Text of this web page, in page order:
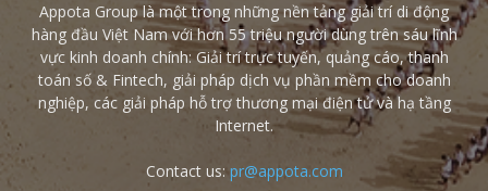
Appota Group là một trong những nền tảng giải trí di động
hàng đầu Việt Nam với hơn 55 triệu người dùng trên sáu lĩnh
vực kinh doanh chính: Giải trí trực tuyến, quảng cáo, thanh
toán số & Fintech, giải pháp dịch vụ phần mềm cho doanh
nghiệp, các giải pháp hỗ trợ thương mại điện tử và hạ tầng
Internet.
Contact us: pr@appota.com